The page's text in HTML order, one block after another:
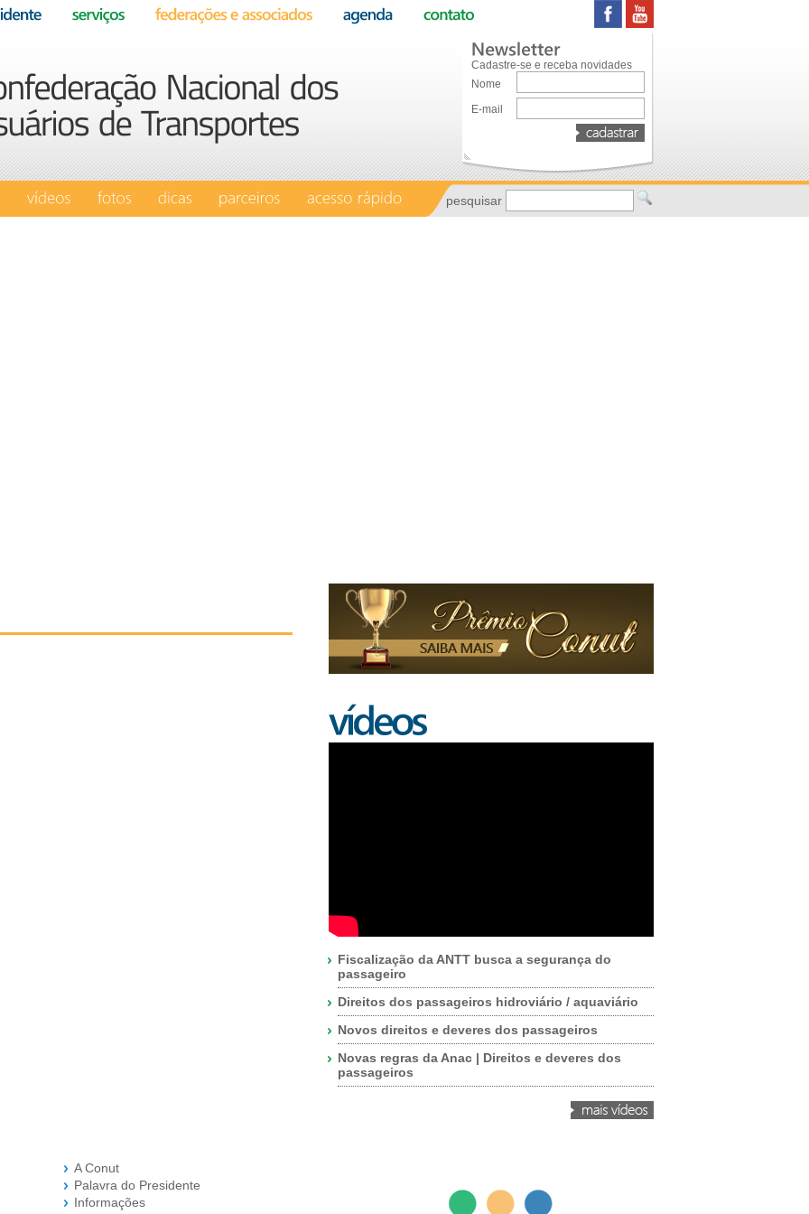
Cadastre-se e receba novidades
Nome
E-mail
pesquisar
Fiscalização da ANTT busca a segurança do
passageiro
Direitos dos passageiros hidroviário / aquaviário
Novos direitos e deveres dos passageiros
Novas regras da Anac | Direitos e deveres dos
passageiros
A Conut
Palavra do Presidente
Informações